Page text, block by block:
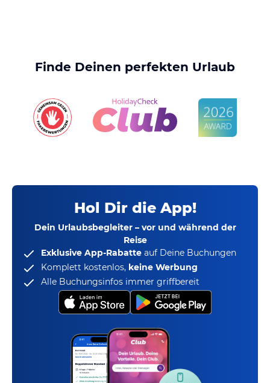
Finde Deinen perfekten Urlaub
Hol Dir die App!
Dein Urlaubsbegleiter – vor und während der
Reise
Exklusive App-Rabatte auf Deine Buchungen
Komplett kostenlos, keine Werbung
Alle Buchungsinfos immer griffbereit